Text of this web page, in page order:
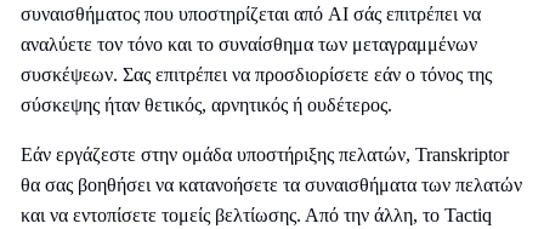
συναισθήματος που υποστηρίζεται από AI σάς επιτρέπει να
αναλύετε τον τόνο και το συναίσθημα των μεταγραμμένων
συσκέψεων. Σας επιτρέπει να προσδιορίσετε εάν ο τόνος της
σύσκεψης ήταν θετικός, αρνητικός ή ουδέτερος.
Εάν εργάζεστε στην ομάδα υποστήριξης πελατών, Transkriptor
θα σας βοηθήσει να κατανοήσετε τα συναισθήματα των πελατών
και να εντοπίσετε τομείς βελτίωσης. Από την άλλη, το Tactiq